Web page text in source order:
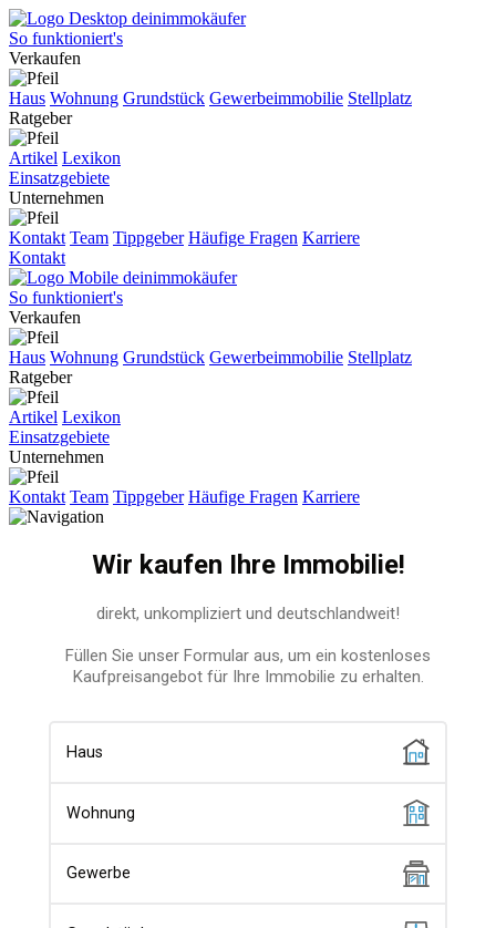
So funktioniert's
Verkaufen
Haus Wohnung Grundstück Gewerbeimmobilie Stellplatz
Ratgeber
Artikel Lexikon
Einsatzgebiete
Unternehmen
Kontakt Team Tippgeber Häufige Fragen Karriere
Kontakt
So funktioniert's
Verkaufen
Haus Wohnung Grundstück Gewerbeimmobilie Stellplatz
Ratgeber
Artikel Lexikon
Einsatzgebiete
Unternehmen
Kontakt Team Tippgeber Häufige Fragen Karriere